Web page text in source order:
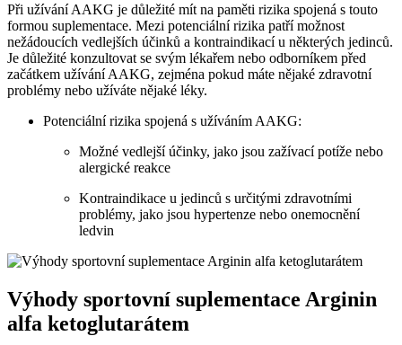
Při užívání AAKG je důležité mít na paměti rizika spojená s touto
formou suplementace. Mezi potenciální rizika patří možnost
nežádoucích vedlejších účinků a kontraindikací u některých jedinců.
Je důležité konzultovat se svým lékařem nebo odborníkem před
začátkem užívání AAKG, zejména pokud máte nějaké zdravotní
problémy nebo užíváte nějaké léky.
Potenciální rizika spojená s užíváním AAKG:
Možné vedlejší účinky, jako jsou zažívací potíže nebo
alergické reakce
Kontraindikace u jedinců s určitými zdravotními
problémy, jako jsou hypertenze nebo onemocnění
ledvin
Výhody sportovní suplementace Arginin
alfa ketoglutarátem